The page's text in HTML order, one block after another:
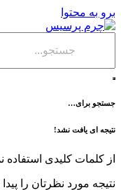
نشد!
کلیدی استفاده نمایید.
نظرتان را پیدا نکردید؟